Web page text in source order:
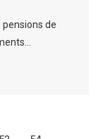
pensions de